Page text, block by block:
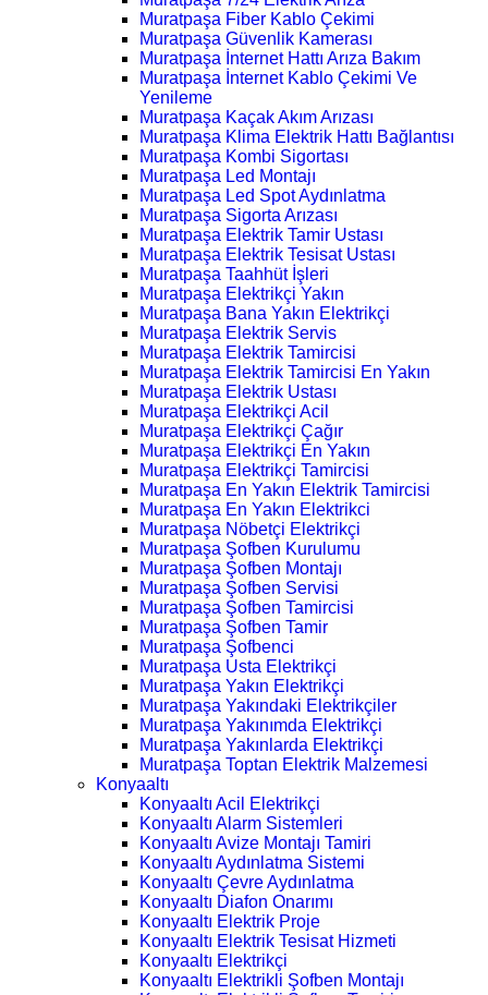
Muratpaşa Fiber Kablo Çekimi
Muratpaşa Güvenlik Kamerası
Muratpaşa İnternet Hattı Arıza Bakım
Muratpaşa İnternet Kablo Çekimi Ve
Yenileme
Muratpaşa Kaçak Akım Arızası
Muratpaşa Klima Elektrik Hattı Bağlantısı
Muratpaşa Kombi Sigortası
Muratpaşa Led Montajı
Muratpaşa Led Spot Aydınlatma
Muratpaşa Sigorta Arızası
Muratpaşa Elektrik Tamir Ustası
Muratpaşa Elektrik Tesisat Ustası
Muratpaşa Taahhüt İşleri
Muratpaşa Elektrikçi Yakın
Muratpaşa Bana Yakın Elektrikçi
Muratpaşa Elektrik Servis
Muratpaşa Elektrik Tamircisi
Muratpaşa Elektrik Tamircisi En Yakın
Muratpaşa Elektrik Ustası
Muratpaşa Elektrikçi Acil
Muratpaşa Elektrikçi Çağır
Muratpaşa Elektrikçi En Yakın
Muratpaşa Elektrikçi Tamircisi
Muratpaşa En Yakın Elektrik Tamircisi
Muratpaşa En Yakın Elektrikci
Muratpaşa Nöbetçi Elektrikçi
Muratpaşa Şofben Kurulumu
Muratpaşa Şofben Montajı
Muratpaşa Şofben Servisi
Muratpaşa Şofben Tamircisi
Muratpaşa Şofben Tamir
Muratpaşa Şofbenci
Muratpaşa Usta Elektrikçi
Muratpaşa Yakın Elektrikçi
Muratpaşa Yakındaki Elektrikçiler
Muratpaşa Yakınımda Elektrikçi
Muratpaşa Yakınlarda Elektrikçi
Muratpaşa Toptan Elektrik Malzemesi
Konyaaltı
Konyaaltı Acil Elektrikçi
Konyaaltı Alarm Sistemleri
Konyaaltı Avize Montajı Tamiri
Konyaaltı Aydınlatma Sistemi
Konyaaltı Çevre Aydınlatma
Konyaaltı Diafon Onarımı
Konyaaltı Elektrik Proje
Konyaaltı Elektrik Tesisat Hizmeti
Konyaaltı Elektrikçi
Konyaaltı Elektrikli Şofben Montajı